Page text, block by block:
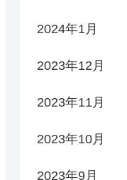
2024年1月
2023年12月
2023年11月
2023年10月
2023年9月